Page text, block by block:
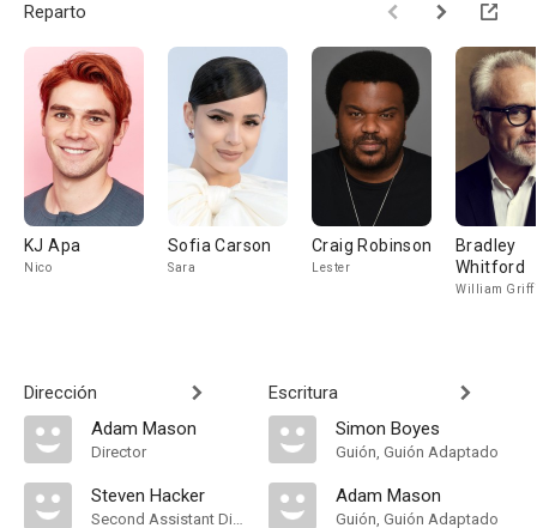
Reparto
KJ Apa
Nico
Sofia Carson
Sara
Craig Robinson
Lester
Bradley
Whitford
William
Dirección
Adam Mason
Director
Steven Hacker
Second Assistant Director
Escritura
Simon Boyes
Guión, Guión Adaptado
Adam Mason
Guión, Guión Adaptado